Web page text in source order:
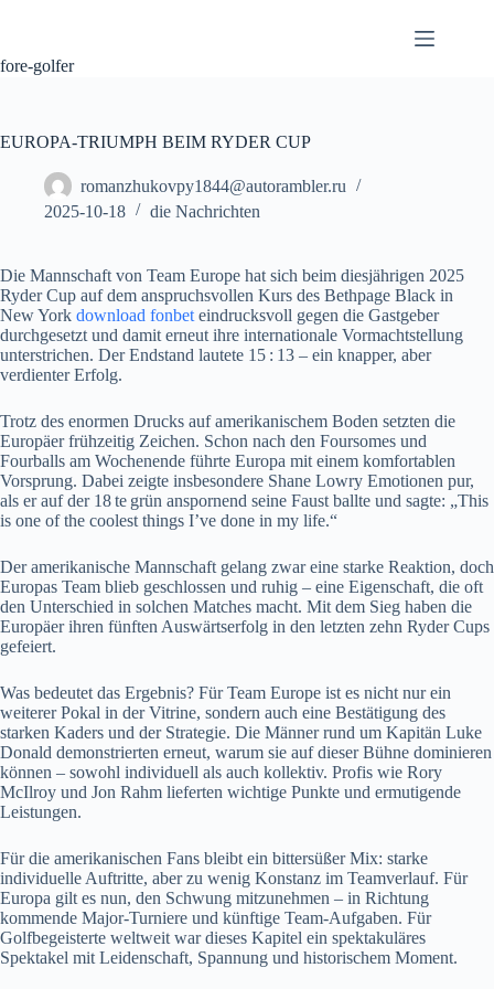
fore-golfer
EUROPA‑TRIUMPH BEIM RYDER CUP
romanzhukovpy1844@autorambler.ru
2025-10-18
die Nachrichten
Die Mannschaft von Team Europe hat sich beim diesjährigen 2025
Ryder Cup auf dem anspruchsvollen Kurs des Bethpage Black in
New York download fonbet eindrucksvoll gegen die Gastgeber
durchgesetzt und damit erneut ihre internationale Vormachtstellung
unterstrichen. Der Endstand lautete 15 : 13 – ein knapper, aber
verdienter Erfolg.
Trotz des enormen Drucks auf amerikanischem Boden setzten die
Europäer frühzeitig Zeichen. Schon nach den Foursomes und
Fourballs am Wochenende führte Europa mit einem komfortablen
Vorsprung. Dabei zeigte insbesondere Shane Lowry Emotionen pur,
als er auf der 18 te grün anspornend seine Faust ballte und sagte: „This
is one of the coolest things I’ve done in my life.“
Der amerikanische Mannschaft gelang zwar eine starke Reaktion, doch
Europas Team blieb geschlossen und ruhig – eine Eigenschaft, die oft
den Unterschied in solchen Matches macht. Mit dem Sieg haben die
Europäer ihren fünften Auswärtserfolg in den letzten zehn Ryder Cups
gefeiert.
Was bedeutet das Ergebnis? Für Team Europe ist es nicht nur ein
weiterer Pokal in der Vitrine, sondern auch eine Bestätigung des
starken Kaders und der Strategie. Die Männer rund um Kapitän Luke
Donald demonstrierten erneut, warum sie auf dieser Bühne dominieren
können – sowohl individuell als auch kollektiv. Profis wie Rory
McIlroy und Jon Rahm lieferten wichtige Punkte und ermutigende
Leistungen.
Für die amerikanischen Fans bleibt ein bittersüßer Mix: starke
individuelle Auftritte, aber zu wenig Konstanz im Teamverlauf. Für
Europa gilt es nun, den Schwung mitzunehmen – in Richtung
kommende Major‑Turniere und künftige Team‑Aufgaben. Für
Golfbegeisterte weltweit war dieses Kapitel ein spektakuläres
Spektakel mit Leidenschaft, Spannung und historischem Moment.